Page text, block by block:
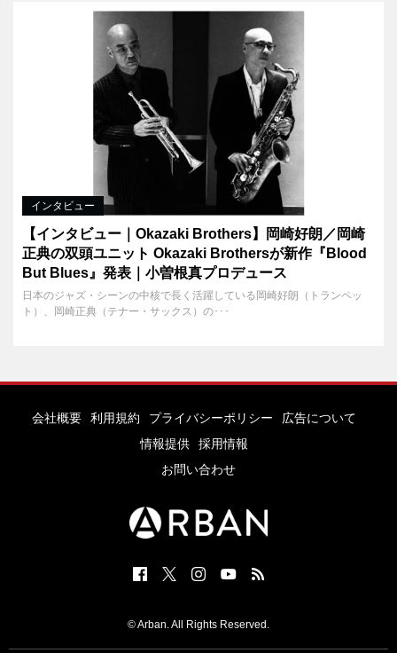
インタビュー
【インタビュー｜Okazaki Brothers】岡崎好朗／岡崎
正典の双頭ユニット Okazaki Brothersが新作『Blood
But Blues』発表｜小曽根真プロデュース
日本のジャズ・シーンの中核で長く活躍している岡崎好朗（トランペッ
ト）、岡崎正典（テナー・サックス）の･･･
会社概要 利用規約 プライバシーポリシー
広告について
情報提供
採用情報
お問い合わせ
© Arban. All Rights Reserved.